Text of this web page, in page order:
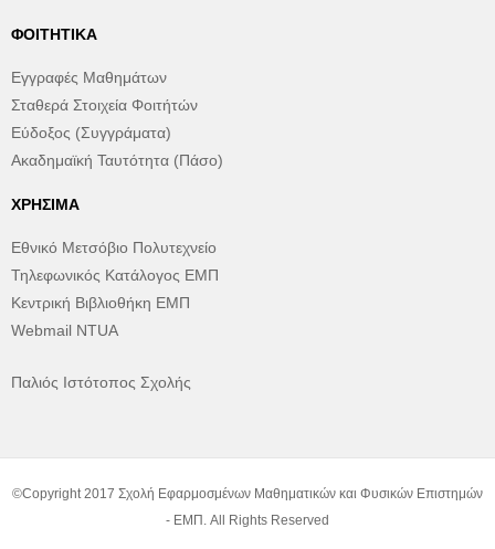
ΦΟΙΤΗΤΙΚΆ
Εγγραφές Μαθημάτων
Σταθερά Στοιχεία Φοιτήτών
Εύδοξος (Συγγράματα)
Ακαδημαϊκή Ταυτότητα (Πάσο)
ΧΡΉΣΙΜΑ
Εθνικό Μετσόβιο Πολυτεχνείο
Τηλεφωνικός Κατάλογος ΕΜΠ
Κεντρική Βιβλιοθήκη ΕΜΠ
Webmail NTUA
Παλιός Ιστότοπος Σχολής
©Copyright 2017 Σχολή Εφαρμοσμένων Μαθηματικών και Φυσικών Επιστημών
- ΕΜΠ. All Rights Reserved